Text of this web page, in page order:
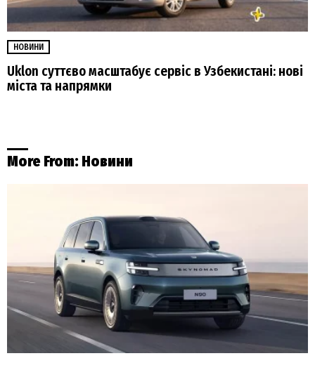
НОВИНИ
Uklon суттєво масштабує сервіс в Узбекистані: нові
міста та напрямки
More From: Новини